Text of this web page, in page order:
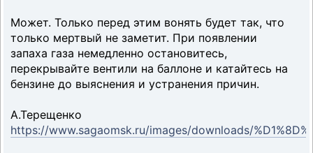
Может. Только перед этим вонять будет так, что
только мертвый не заметит. При появлении
запаха газа немедленно остановитесь,
перекрывайте вентили на баллоне и катайтесь на
бензине до выяснения и устранения причин.
А.Терещенко
https://www.sagaomsk.ru/images/downloads/